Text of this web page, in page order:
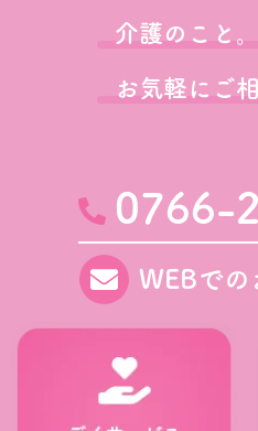
介護のこと
お気軽にご
0766-
WEBでの